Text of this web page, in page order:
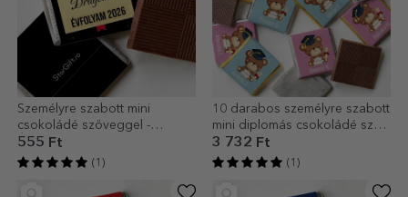
Személyre szabott mini
csokoládé szöveggel -
Érettségi
555 Ft
(1)
10 darabos személyre szabott
mini diplomás csokoládé szett
- Maci
3 732 Ft
(1)